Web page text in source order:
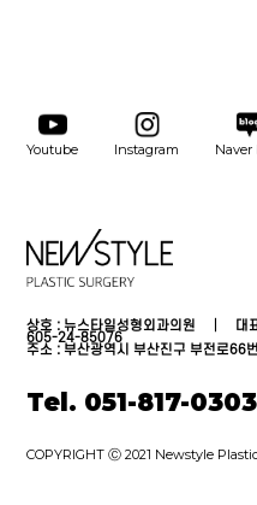
Youtube Instagram Naver
상호 : 뉴스타일성형외과의원 │ 대
605-24-85076
주소 : 부산광역시 부산진구 부전로66
Tel. 051-817-
COPYRIGHT Ⓒ 2021 Newstyle